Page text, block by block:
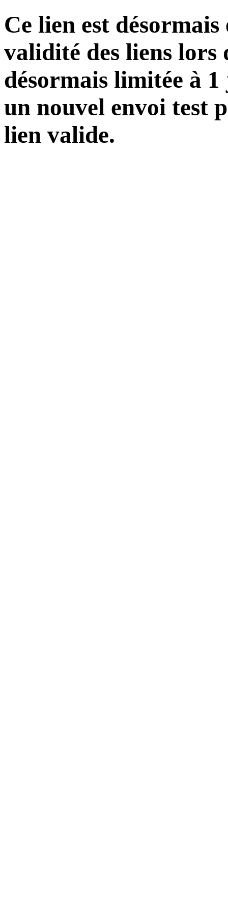
Ce lien est
validité des liens lors
désormais limitée à
un nouvel envoi test
lien valide.